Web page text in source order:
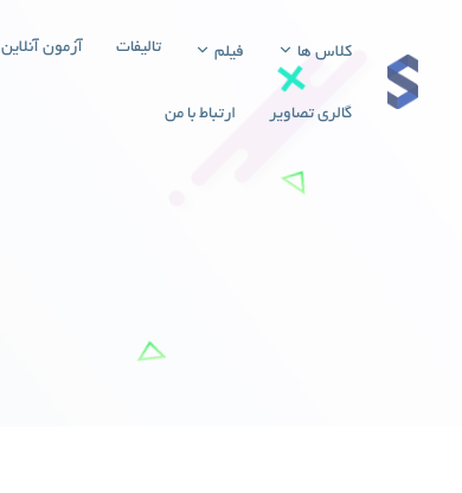
کلاس ها فیلم تالیفات آزمون آنلاین
گالری تصاویر ارتباط با من